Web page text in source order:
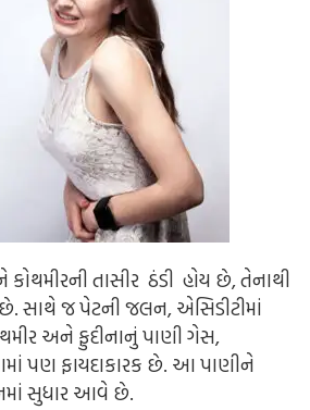
કોથમીરની તાસીર ઠંડી હોય છે, તેનાથી
સાથે જ પેટની જલન, એસિડીટીમાં
અને ફુદીનાનું પાણી ગેસ,
પણ ફાયદાકારક છે. આ પાણીને
સુધાર આવે છે.